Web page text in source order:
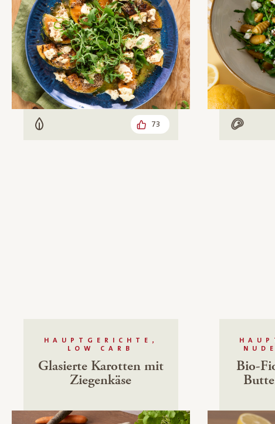
Vegetarisch 73 Mit
HAUPTGERICHTE,
LOW CARB
Glasierte Karotten mit
Ziegenkäse
Bio-